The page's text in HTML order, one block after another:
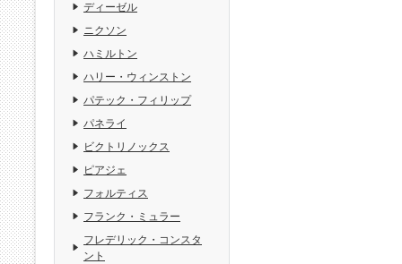
ディーゼル
ニクソン
ハミルトン
ハリー・ウィンストン
パテック・フィリップ
パネライ
ビクトリノックス
ピアジェ
フォルティス
フランク・ミュラー
フレデリック・コンスタ
ント